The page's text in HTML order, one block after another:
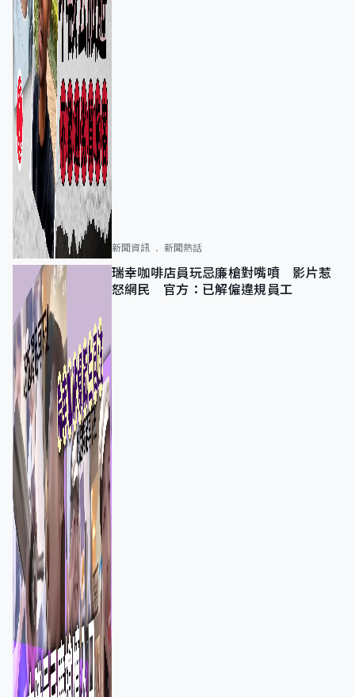
新聞資訊 新聞熱話
瑞幸咖啡店員玩忌廉槍對嘴噴 影片惹
怒網民 官方：已解僱違規員工